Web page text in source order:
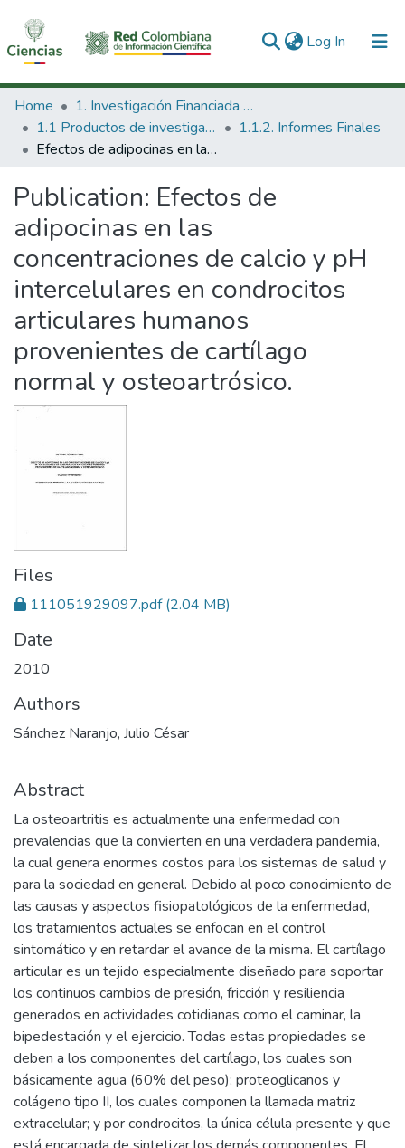
Log In (current)
Communities & Collections
All of DSpace
Home
1. Investigación Financiada con Recursos Públicos
1.1 Productos de investigación
1.1.2. Informes Finales
Efectos de adipocinas en las concentraciones de calcio y pH intercelulares en condrocitos articulares humanos provenientes de cartílago normal y osteoartrósico.
Publication: Efectos de
adipocinas en las
concentraciones de calcio y pH
intercelulares en condrocitos
articulares humanos
provenientes de cartílago
normal y osteoartrósico.
Files
111051929097.pdf(2.04 MB)
Date
2010
Authors
Sánchez Naranjo, Julio César
Abstract
La osteoartritis es actualmente una enfermedad con
prevalencias que la convierten en una verdadera pandemia,
la cual genera enormes costos para los sistemas de salud y
para la sociedad en general. Debido al poco conocimiento de
las causas y aspectos fisiopatológicos de la enfermedad,
los tratamientos actuales se enfocan en el control
sintomático y en retardar el avance de la misma. El cartílago
articular es un tejido especialmente diseñado para soportar
los continuos cambios de presión, fricción y resiliencia
generados en actividades cotidianas como el caminar, la
bipedestación y el ejercicio. Todas estas propiedades se
deben a los componentes del cartílago, los cuales son
básicamente agua (60% del peso); proteoglicanos y
colágeno tipo II, los cuales componen la llamada matriz
extracelular; y por condrocitos, la única célula presente y que